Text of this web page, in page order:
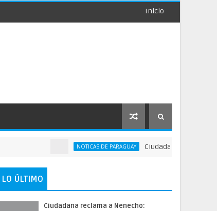
Inicio
NOTICAS DE PARAGUAY Ciudadana reclama a
LO ÚLTIMO
Ciudadana reclama a Nenecho: